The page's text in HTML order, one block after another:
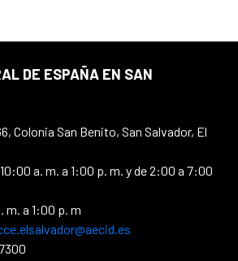
DE ESPAÑA EN SAN
Colonia San Benito, San Salvador, El
a. m. a 1:00 p. m. y de 2:00 a 7:00
m. a 1:00 p. m